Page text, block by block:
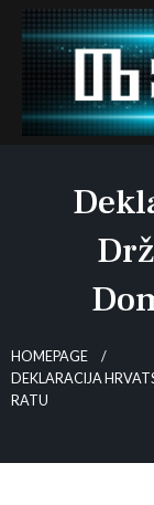
Skip
content
HOMEPAGE
DEKLARACIJA
RATU